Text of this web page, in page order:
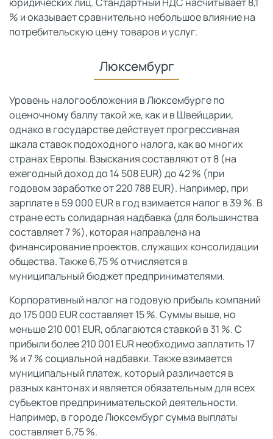
% и оказывает сравнительно небольшое влияние на
потребительскую цену товаров и услуг.
Люксембург
Уровень налогообложения в Люксембурге по
оценочному баллу такой же, как и в Швейцарии,
однако в государстве действует прогрессивная
шкала ставок подоходного налога, как во многих
странах Европы. Взыскания составляют от 8 (на
ежегодный доход до 14 508 EUR) до 42 % (при
годовом заработке от 220 788 EUR). Например, при
зарплате в 59 000 EUR в год взимается налог в 39 %. В
стране есть солидарная надбавка (для большинства
составляет 7 %), которая направлена на
финансирование проектов, служащих консолидации
общества. Также 6,75 % отчисляется в
муниципальный бюджет предпринимателями.
Корпоративный налог на годовую прибыль компаний
до 175 000 EUR составляет 15 %. Суммы выше, но
меньше 210 001 EUR, облагаются ставкой в 31 %. С
прибыли более 210 001 EUR необходимо заплатить 17
% и 7 % социальной надбавки. Также взимается
муниципальный платеж, который различается в
разных кантонах и является обязательным для всех
субъектов предпринимательской деятельности.
Например, в городе Люксембург сумма выплаты
составляет 6,75 %.